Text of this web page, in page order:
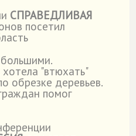
СПРАВЕДЛИВАЯ
посетил
"втюхать"
обрезке деревьев.
помог